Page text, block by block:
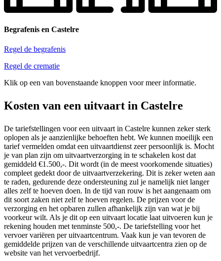
Begrafenis en Castelre
Regel de begrafenis
Regel de crematie
Klik op een van bovenstaande knoppen voor meer informatie.
Kosten van een uitvaart in Castelre
De tariefstellingen voor een uitvaart in Castelre kunnen zeker sterk
oplopen als je aanzienlijke behoeften hebt. We kunnen moeilijk een
tarief vermelden omdat een uitvaartdienst zeer persoonlijk is. Mocht
je van plan zijn om uitvaartverzorging in te schakelen kost dat
gemiddeld €1.500,-. Dit wordt (in de meest voorkomende situaties)
compleet gedekt door de uitvaartverzekering. Dit is zeker weten aan
te raden, gedurende deze ondersteuning zul je namelijk niet langer
alles zelf te hoeven doen. In de tijd van rouw is het aangenaam om
dit soort zaken niet zelf te hoeven regelen. De prijzen voor de
verzorging en het opbaren zullen afhankelijk zijn van wat je bij
voorkeur wilt. Als je dit op een uitvaart locatie laat uitvoeren kun je
rekening houden met tenminste 500,-. De tariefstelling voor het
vervoer variëren per uitvaartcentrum. Vaak kun je van tevoren de
gemiddelde prijzen van de verschillende uitvaartcentra zien op de
website van het vervoerbedrijf.